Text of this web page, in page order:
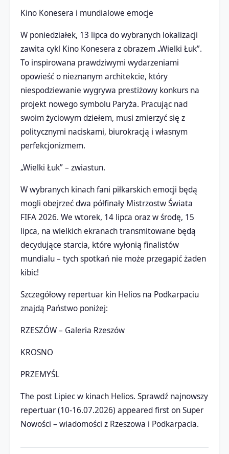
Kino Konesera i mundialowe emocje
W poniedziałek, 13 lipca do wybranych lokalizacji
zawita cykl Kino Konesera z obrazem „Wielki Łuk”.
To inspirowana prawdziwymi wydarzeniami
opowieść o nieznanym architekcie, który
niespodziewanie wygrywa prestiżowy konkurs na
projekt nowego symbolu Paryża. Pracując nad
swoim życiowym dziełem, musi zmierzyć się z
politycznymi naciskami, biurokracją i własnym
perfekcjonizmem.
„Wielki Łuk” – zwiastun.
W wybranych kinach fani piłkarskich emocji będą
mogli obejrzeć dwa półfinały Mistrzostw Świata
FIFA 2026. We wtorek, 14 lipca oraz w środę, 15
lipca, na wielkich ekranach transmitowane będą
decydujące starcia, które wyłonią finalistów
mundialu – tych spotkań nie może przegapić żaden
kibic!
Szczegółowy repertuar kin Helios na Podkarpaciu
znajdą Państwo poniżej:
RZESZÓW – Galeria Rzeszów
KROSNO
PRZEMYŚL
The post Lipiec w kinach Helios. Sprawdź najnowszy
repertuar (10-16.07.2026) appeared first on Super
Nowości – wiadomości z Rzeszowa i Podkarpacia.